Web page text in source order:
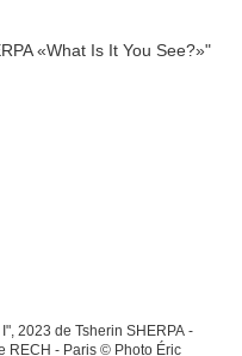
2023 de Tsherin SHERPA -
RECH - Paris © Photo Éric